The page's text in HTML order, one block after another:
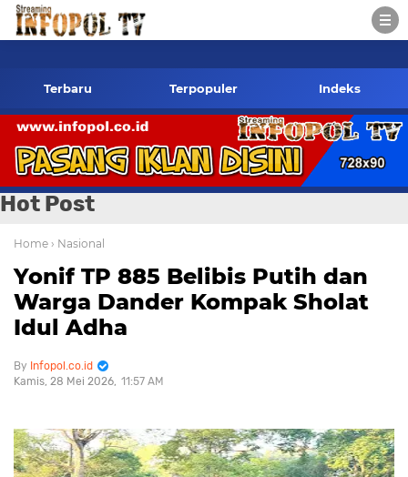
Kontak Redaksi- 085784424805 wa
Terbaru Terpopuler Indeks
Hot Post
Home › Nasional
Yonif TP 885 Belibis Putih dan
Warga Dander Kompak Sholat
Idul Adha
Infopol.co.id
Kamis, 28 Mei 2026 11:57 AM